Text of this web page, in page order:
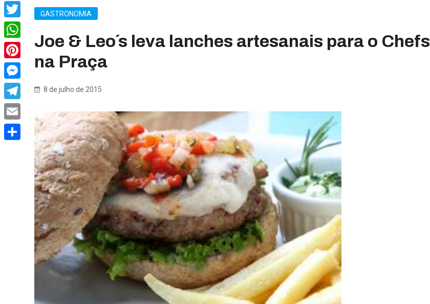
GASTRONOMIA
Joe & Leo´s leva lanches artesanais para o Chefs
na Praça
8 de julho de 2015
Facebook
Twitter
WhatsApp
Pinterest
Messenger
Telegram
Email